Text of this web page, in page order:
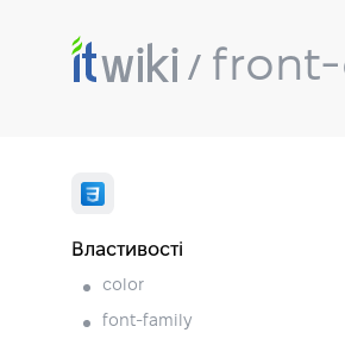
front-
Властивості
color
font-family